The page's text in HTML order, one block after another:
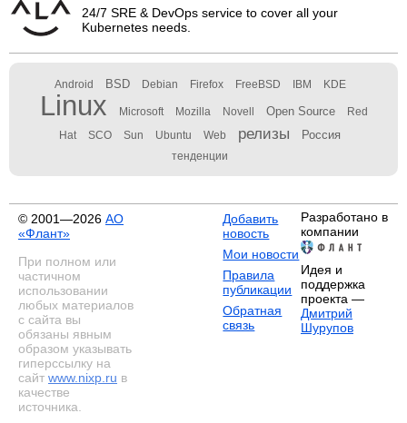
24/7 SRE & DevOps service to cover all your
Kubernetes needs.
Android BSD Debian Firefox FreeBSD IBM KDE
Linux Microsoft Mozilla Novell Open Source Red
Hat SCO Sun Ubuntu Web релизы Россия
тенденции
© 2001—2026 АО
«Флант»
При полном или
частичном
использовании
любых материалов
с сайта вы
обязаны явным
образом указывать
гиперссылку на
сайт www.nixp.ru в
качестве
источника.
Добавить
новость
Мои новости
Правила
публикации
Обратная
связь
Разработано в
компании
Идея и
поддержка
проекта —
Дмитрий
Шурупов